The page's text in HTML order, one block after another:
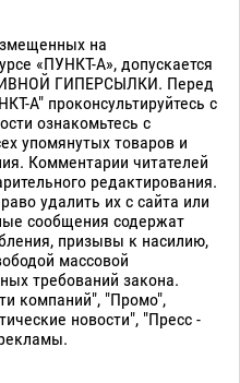
на
«ПУНКТ-А», допускается
ГИПЕРСЫЛКИ. Перед
А" проконсультируйтесь с
ознакомьтесь с
упомянутых товаров и
Комментарии читателей
редактирования.
удалить их с сайта или
сообщения содержат
призывы к насилию,
массовой
требований закона.
компаний", "Промо",
новости", "Пресс -